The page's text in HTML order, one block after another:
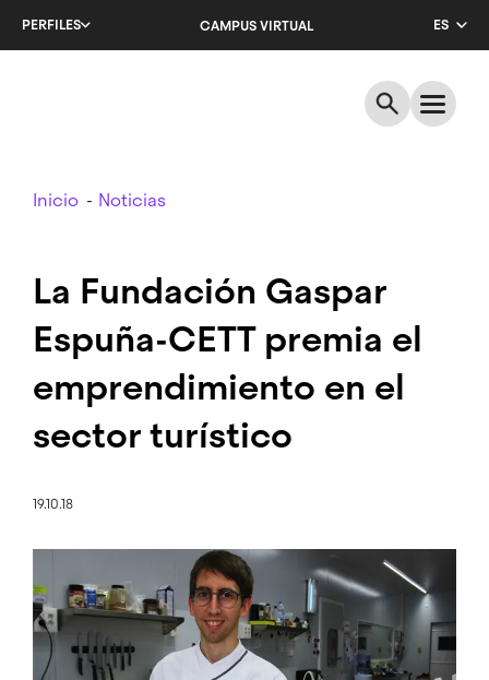
PERFILES CAMPUS VIRTUAL
ES
EN
Breadcrumb
Inicio Noticias
La Fundación Gaspar
Espuña-CETT premia el
emprendimiento en el
sector turístico
19.10.18